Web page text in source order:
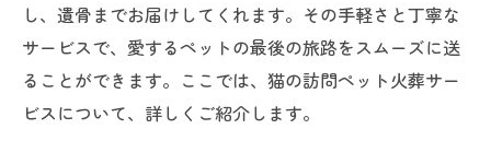
し、遺骨までお届けしてくれます。その手軽さと丁寧な
サービスで、愛するペットの最後の旅路をスムーズに送
ることができます。ここでは、猫の訪問ペット火葬サー
ビスについて、詳しくご紹介します。